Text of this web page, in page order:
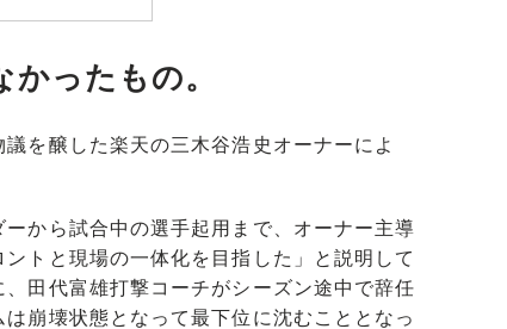
ったもの。
を醸した楽天の三木谷浩史オーナーによ
から試合中の選手起用まで、オーナー主導
トと現場の一体化を目指した」と説明して
田代富雄打撃コーチがシーズン途中で辞任
崩壊状態となって最下位に沈むこととなっ